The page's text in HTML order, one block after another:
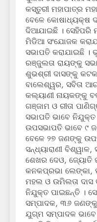
କସ୍ତୁରୀ ମହାପାତ୍ର
ବେଳେ କୋଷାଧ୍ୟକ୍ଷ
ଦିଆଯାଇଛି । ସେହିପରି
ମିଡିଆ ସଂଯୋଜକ
ସଭାପତି କରାଯାଇଛି
ରଞ୍ଜୁଲତା ରାୟଙ୍କୁ
ଶୁଭଶ୍ରୀ ଦାସଙ୍କୁ
ବାଲେଶ୍ୱର, ସବିତା
କଲ୍ୟାଣୀ ନାୟକଙ୍କୁ
ଗଞ୍ଜାମ ଓ ରୀତା
ସଭାପତି ଭାବେ
ଉପସଭାପତି ଭାବେ ୯
ବେଳେ ୨୭ ଜଣଙ୍କୁ
ସନ୍ଧ୍ୟାରାଣୀ ବିଶ୍ୱାଳ,
ଶେଖର ଦେଓ, ଜ୍ୟୋତି
କନକପ୍ରଭା ଲେଙ୍କା,
ମହଲ ଓ ଉମିଲତା
ନିଯୁକ୍ତ ପାଇଛନ୍ତି ।
ସମ୍ପାଦକ, ୩୬
ଯୁଗ୍ମ ସମ୍ପାଦକ